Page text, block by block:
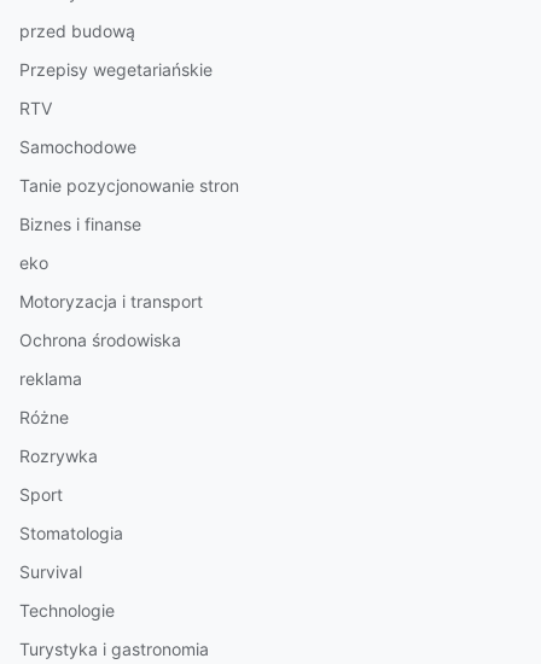
przed budową
Przepisy wegetariańskie
RTV
Samochodowe
Tanie pozycjonowanie stron
Biznes i finanse
eko
Motoryzacja i transport
Ochrona środowiska
reklama
Różne
Rozrywka
Sport
Stomatologia
Survival
Technologie
Turystyka i gastronomia